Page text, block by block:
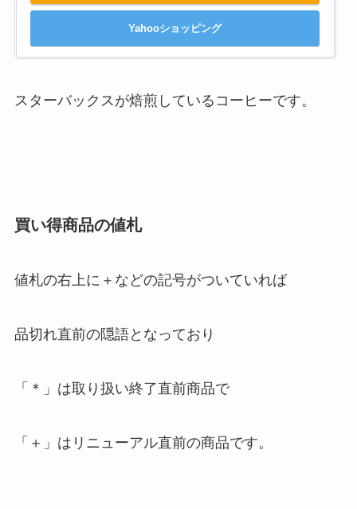
Yahooショッピング
スターバックスが焙煎しているコーヒーです。
買い得商品の値札
値札の右上に＋などの記号がついていれば
品切れ直前の隠語となっており
「＊」は取り扱い終了直前商品で
「＋」はリニューアル直前の商品です。